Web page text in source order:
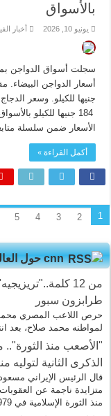
بالأسواق
يونيو 10, 2026 أخبار
سجلت أسواق الدواجن
184 جنيها للكيلو
الأسعار ضمن سلسلة
أكمل القراءة »
1
2
3
4
5
cnn حول العالم
من 12
طرابزون سبور
حرص اللاعب المصري
لمواطنه محمد صلاح، بعد
"الأصعب منذ
الذكرى الثانية لتوليه
قال الرئيس الإيراني
متزايدة ناجمة عن
منذ الثورة الإسلامية في 1979".